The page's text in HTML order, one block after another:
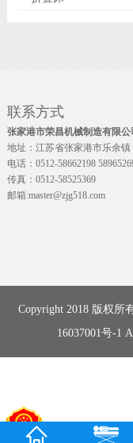
联系方式
张家港市荣昌机械制造有限公
地址：江苏省张家港市乐余镇
电话：0512-58662198
传真：0512-58525369
邮箱:master@zjg518.com
Copyright 2018 版权所
16037001号-1